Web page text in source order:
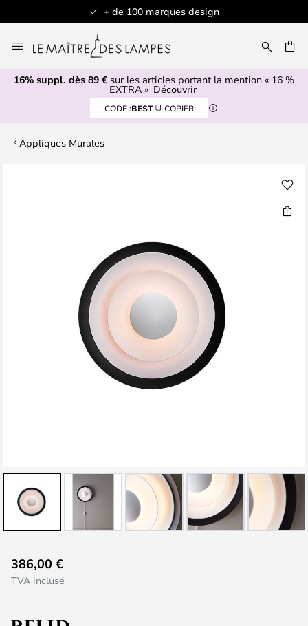
+ de 100 marques design
au
contenu
16% suppl. dès 89 € sur les articles portant la mention « 16 %
EXTRA » Découvrir
CODE :BEST COPIER
Appliques Murales
to
the
of
386,00 €
TVA incluse